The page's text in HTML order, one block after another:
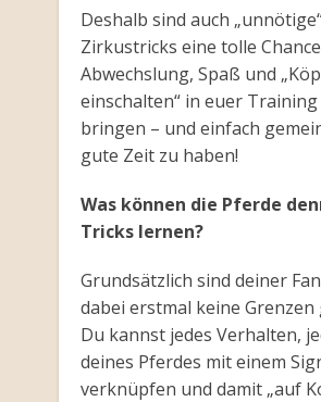
Deshalb sind auch
Zirkustricks eine tolle Chance
Abwechslung, Spaß und
einschalten“ in euer Training
bringen – und einfach
gute Zeit zu haben!
Was können die Pferde
Tricks lernen?
Grundsätzlich sind deiner
dabei erstmal keine Grenzen
Du kannst jedes Verhalten,
deines Pferdes mit einem
verknüpfen und damit „auf